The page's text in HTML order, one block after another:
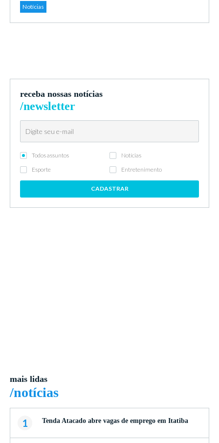
Notícias
receba nossas notícias
/newsletter
Todos assuntos
Notícias
Esporte
Entretenimento
CADASTRAR
mais lidas
/notícias
1 Tenda Atacado abre vagas de emprego em Itatiba